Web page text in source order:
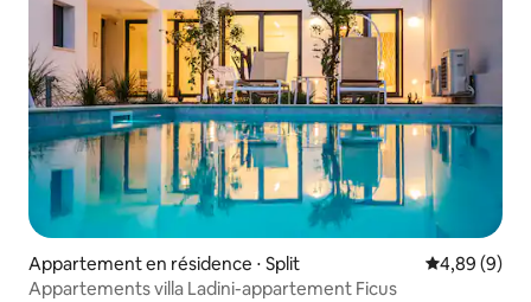
Appartement en résidence ⋅ Split Évaluation
4,89 (9)
Appartements villa Ladini-appartement Ficus